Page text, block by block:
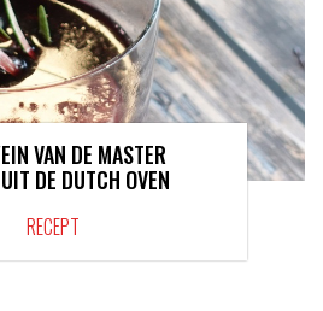
VAN DE MASTER
DE DUTCH OVEN
RECEPT